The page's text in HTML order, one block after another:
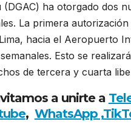
(DGAC) ha otorgado dos
La primera
hacia el Aeropuerto
Esto se
de tercera y cuarta
a unirte a
, WhatsApp ,